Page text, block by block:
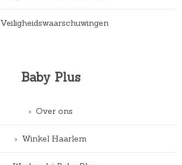
Veiligheidswaarschuwingen
Baby Plus
Over ons
Winkel Haarlem